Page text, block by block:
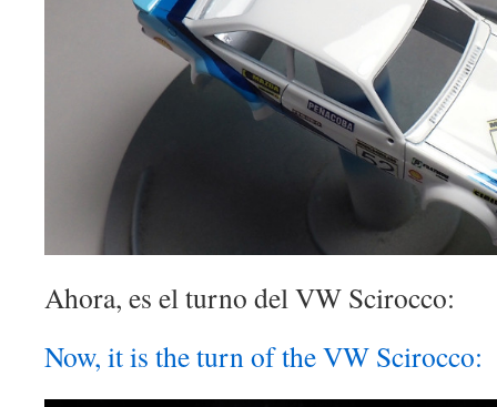
Ahora, es el turno del VW Scirocco:
Now, it is the turn of the VW Scirocco: